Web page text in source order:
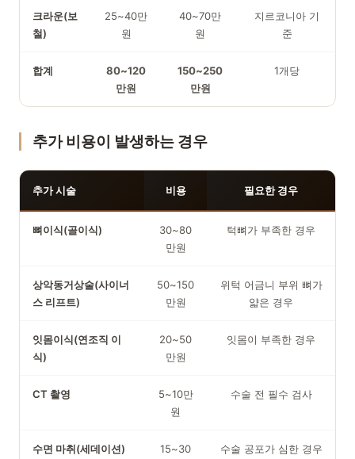
크라운(보
철)
25~40만
원
40~70만
원
지르코니아 기
준
합계
80~120
만원
150~250
만원
1개당
추가 비용이 발생하는 경우
추가 시술 비용 필요한 경우
뼈이식(골이식)
30~80
만원
턱뼈가 부족한 경우
상악동거상술(사이너
스 리프트)
50~150
만원
위턱 어금니 부위 뼈가
얇은 경우
잇몸이식(연조직 이
식)
20~50
만원
잇몸이 부족한 경우
CT 촬영
5~10만
원
수술 전 필수 검사
수면 마취(세데이션)
15~30
수술 공포가 심한 경우